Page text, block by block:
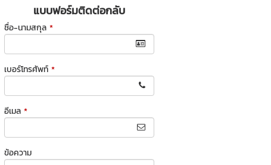
แบบฟอร์มติดต่อกลับ
ชื่อ-นามสกุล *
เบอร์โทรศัพท์ *
อีเมล *
ข้อความ